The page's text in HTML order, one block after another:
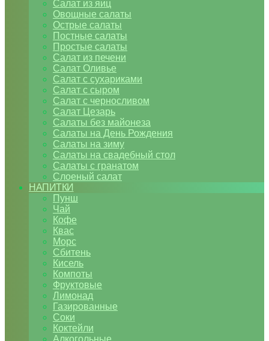
Салат из яиц
Овощные салаты
Острые салаты
Постные салаты
Простые салаты
Салат из печени
Салат Оливье
Салат с сухариками
Салат с сыром
Салат с черносливом
Салат Цезарь
Салаты без майонеза
Салаты на День Рождения
Салаты на зиму
Салаты на свадебный стол
Салаты с гранатом
Слоеный салат
НАПИТКИ
Пунш
Чай
Кофе
Квас
Морс
Сбитень
Кисель
Компоты
Фруктовые
Лимонад
Газированные
Соки
Коктейли
Алкогольные